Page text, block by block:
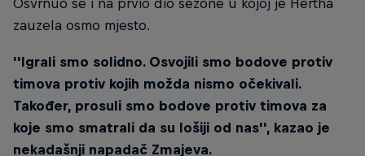
Osvrnuo se i na prvio dio sezone u kojoj je Hertha
zauzela osmo mjesto.
''Igrali smo solidno. Osvojili smo bodove protiv
timova protiv kojih možda nismo očekivali.
Također, prosuli smo bodove protiv timova za
koje smo smatrali da su lošiji od nas'', kazao je
nekadašnji napadač Zmajeva.